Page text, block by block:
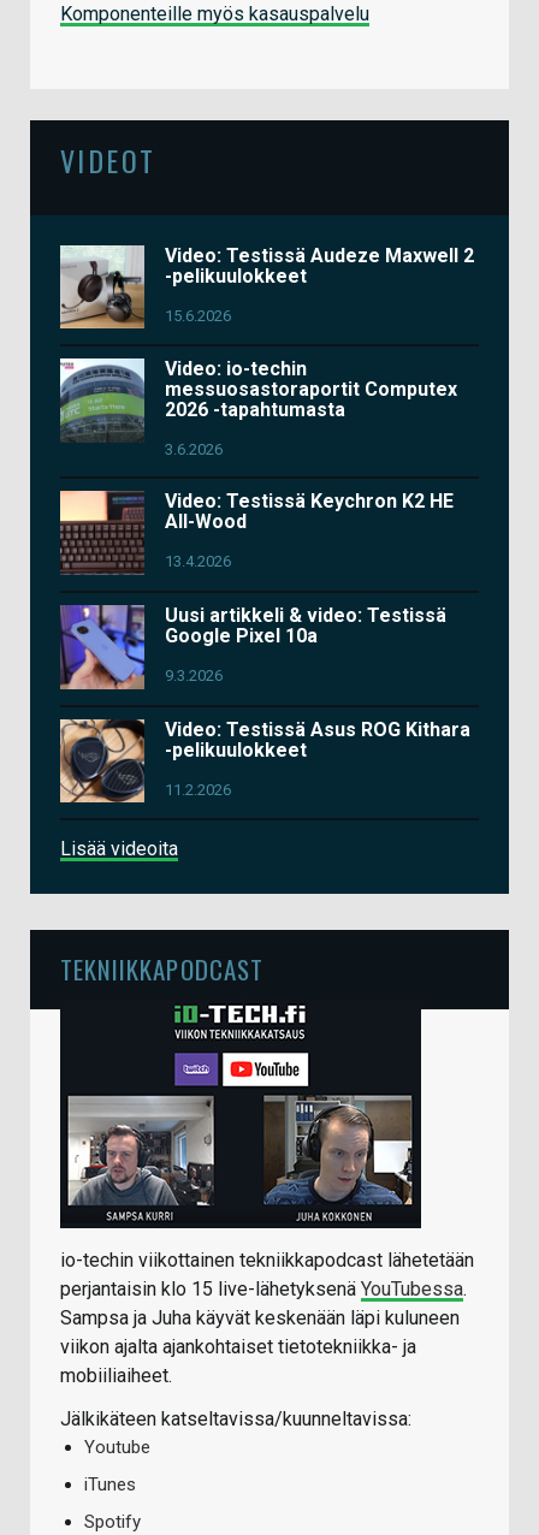
Komponenteille myös kasauspalvelu
VIDEOT
Video: Testissä Audeze Maxwell 2
-pelikuulokkeet
15.6.2026
Video: io-techin
messuosastoraportit Computex
2026 -tapahtumasta
3.6.2026
Video: Testissä Keychron K2 HE
All-Wood
13.4.2026
Uusi artikkeli & video: Testissä
Google Pixel 10a
9.3.2026
Video: Testissä Asus ROG Kithara
-pelikuulokkeet
11.2.2026
Lisää videoita
TEKNIIKKAPODCAST
io-techin viikottainen tekniikkapodcast lähetetään
perjantaisin klo 15 live-lähetyksenä YouTubessa.
Sampsa ja Juha käyvät keskenään läpi kuluneen
viikon ajalta ajankohtaiset tietotekniikka- ja
mobiiliaiheet.
Jälkikäteen katseltavissa/kuunneltavissa:
Youtube
iTunes
Spotify